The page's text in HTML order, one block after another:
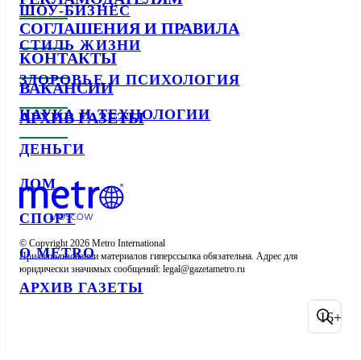
ШОУ-БИЗНЕС
СТИЛЬ ЖИЗНИ
ЗДОРОВЬЕ И ПСИХОЛОГИЯ
НАУКА И ТЕХНОЛОГИИ
ДЕНЬГИ
ДОМ
СПОРТ
О METRO
АРХИВ ГАЗЕТЫ
СОГЛАШЕНИЯ И ПРАВИЛА
КОНТАКТЫ
ВАКАНСИИ
АРХИВ ГАЗЕТЫ
© Copyright 2026 Metro International
При использовании материалов гиперссылка обязательна. Адрес для
юридически значимых сообщений:
16+